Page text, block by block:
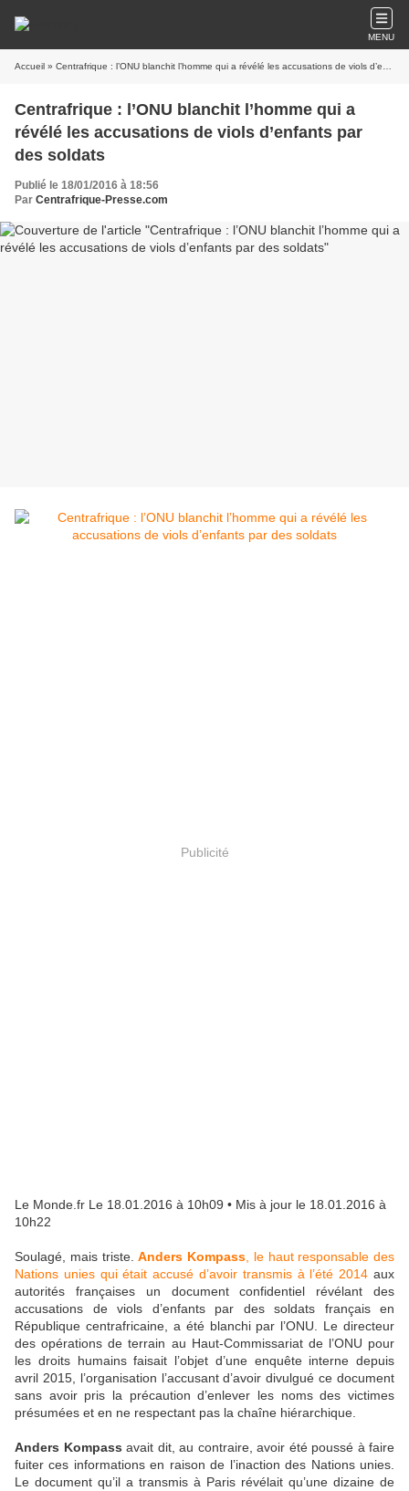
MENU
Accueil » Centrafrique : l’ONU blanchit l’homme qui a révélé les accusations de viols d’enfants par des soldats
Centrafrique : l’ONU blanchit l’homme qui a
révélé les accusations de viols d’enfants par
des soldats
Publié le 18/01/2016 à 18:56
Par Centrafrique-Presse.com
Publicité
Le Monde.fr Le 18.01.2016 à 10h09 • Mis à jour le 18.01.2016 à
10h22
Soulagé, mais triste.Anders Kompass , le haut responsable des
Nations unies qui était accusé d’avoir transmis à l’été 2014 aux
autorités françaises un document confidentiel révélant des
accusations de viols d’enfants par des soldats français en
République centrafricaine, a été blanchi par l’ONU. Le directeur
des opérations de terrain au Haut-Commissariat de l’ONU pour
les droits humains faisait l’objet d’une enquête interne depuis
avril 2015, l’organisation l’accusant d’avoir divulgué ce document
sans avoir pris la précaution d’enlever les noms des victimes
présumées et en ne respectant pas la chaîne hiérarchique.
Anders Kompass avait dit, au contraire, avoir été poussé à faire
fuiter ces informations en raison de l’inaction des Nations unies.
Le document qu’il a transmis à Paris révélait qu’une dizaine de